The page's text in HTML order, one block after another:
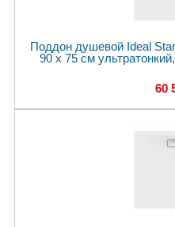
Поддон душевой Ideal
90 x 75 см
60